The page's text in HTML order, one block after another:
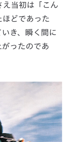
え当初は「こん
どであった
き、瞬く間に
ったのであ